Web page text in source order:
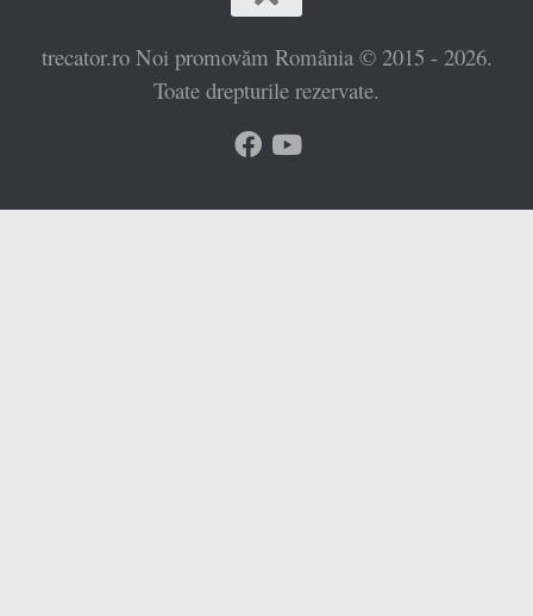
trecator.ro Noi promovăm România © 2015 - 2026.
Toate drepturile rezervate.